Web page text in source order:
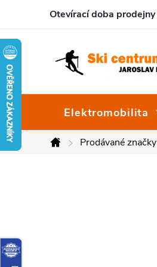
obsah
Otevírací doba prodejny
Elektromobilita
DomůProdávané značky